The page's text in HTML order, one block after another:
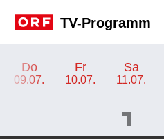
TV-Programm
Do
09.07.
Fr
10.07.
Sa
11.07.